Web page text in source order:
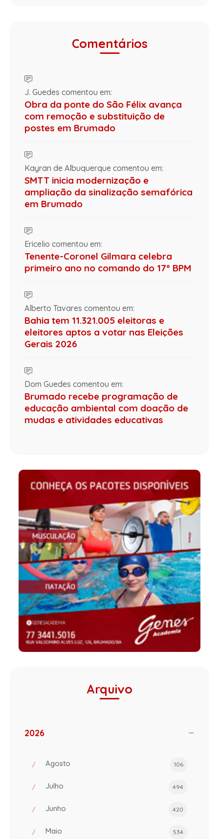
Comentários
J. Guedes comentou em:
Obra da ponte do São Félix avança
com remoção e substituição de
postes em Brumado
Kayran de Albuquerque comentou em:
SMTT inicia modernização e
ampliação da sinalização semafórica
em Brumado
Ericelio comentou em:
Tenente-Coronel Gilmara celebra
primeiro ano no comando do 17º BPM
Alberto Tavares comentou em:
Bahia tem 11.321.005 eleitoras e
eleitores aptos a votar nas Eleições
Gerais 2026
Dom Guedes comentou em:
Brumado recebe programação de
educação ambiental com doação de
mudas e atividades educativas
Arquivo
2026
Agosto 106
Julho 494
Junho 420
Maio 534